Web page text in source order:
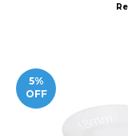
5%
OFF